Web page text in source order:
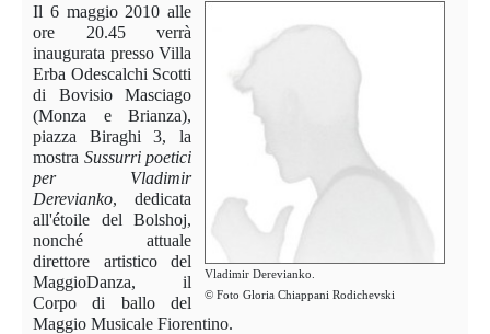
Vladimir Derevianko.
© Foto Gloria Chiappani Rodichevski
Il 6 maggio 2010 alle
ore 20.45 verrà
inaugurata presso Villa
Erba Odescalchi Scotti
di Bovisio Masciago
(Monza e Brianza),
piazza Biraghi 3, la
mostra Sussurri poetici
per Vladimir
Derevianko, dedicata
all'étoile del Bolshoj,
nonché attuale
direttore artistico del
MaggioDanza, il
Corpo di ballo del
Maggio Musicale Fiorentino.